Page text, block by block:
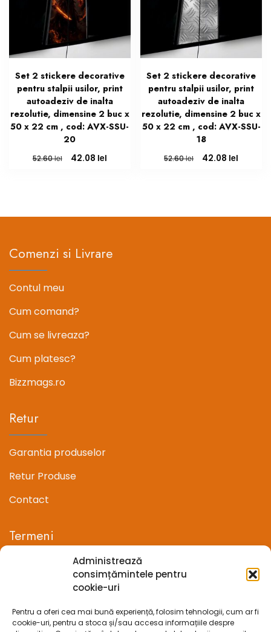
Administrează
consimțămintele pentru
cookie-uri
Pentru a oferi cea mai bună experiență, folosim tehnologii, cum ar fi
cookie-uri, pentru a stoca și/sau accesa informațiile despre
Set 2 stickere decorative
pentru stalpii usilor, print
autoadeziv de inalta
rezolutie, dimensine 2 buc x
50 x 22 cm , cod: AVX-SSU-
20
52.60lei
Prețul
42.08 leiPrețul
Set 2 stickere decorative
pentru stalpii usilor, print
autoadeziv de inalta
rezolutie, dimensine 2 buc x
50 x 22 cm , cod: AVX-SSU-
18
52.60lei
Prețul
42.08 lei
Comenzi si Livrare
Contul meu
Cum comand?
Cum se livreaza?
Cum platesc?
Bizzmags.ro
Retur
Garantia produselor
Retur Produse
Contact
Termeni
Termeni si conditii
Confidentialitate
Politica cookie-uri (UE)